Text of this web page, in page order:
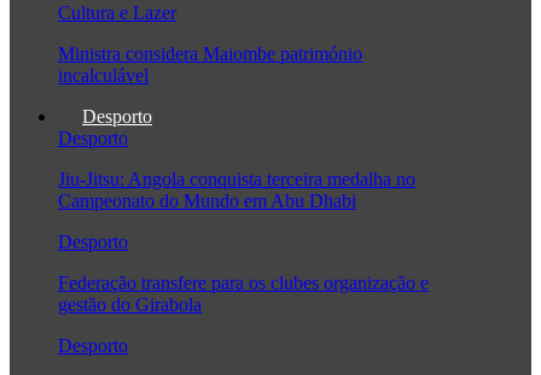
Cultura e Lazer
Ministra considera Maiombe património
incalculável
Desporto
Desporto
Jiu-Jitsu: Angola conquista terceira medalha no
Campeonato do Mundo em Abu Dhabi
Desporto
Federação transfere para os clubes organização e
gestão do Girabola
Desporto